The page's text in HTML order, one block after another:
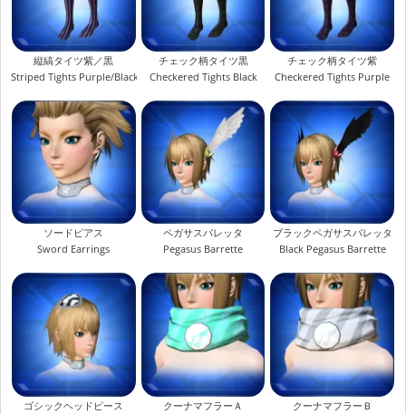
縦縞タイツ紫／黒
Striped Tights Purple/Black
チェック柄タイツ黒
Checkered Tights Black
チェック柄タイツ紫
Checkered Tights Purple
ソードピアス
Sword Earrings
ペガサスバレッタ
Pegasus Barrette
ブラックペガサスバレッタ
Black Pegasus Barrette
ゴシックヘッドピース
クーナマフラーＡ
クーナマフラーＢ